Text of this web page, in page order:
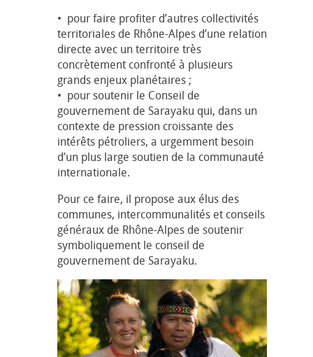
• pour faire profiter d’autres collectivités
territoriales de Rhône-Alpes d’une relation
directe avec un territoire très
concrètement confronté à plusieurs
grands enjeux planétaires ;
• pour soutenir le Conseil de
gouvernement de Sarayaku qui, dans un
contexte de pression croissante des
intérêts pétroliers, a urgemment besoin
d’un plus large soutien de la communauté
internationale.
Pour ce faire, il propose aux élus des
communes, intercommunalités et conseils
généraux de Rhône-Alpes de soutenir
symboliquement le conseil de
gouvernement de Sarayaku.